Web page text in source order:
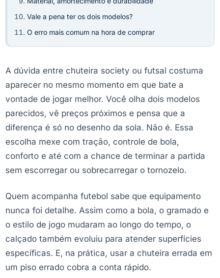
Vale a pena ter os dois modelos?
O erro mais comum na hora de comprar
A dúvida entre chuteira society ou futsal costuma
aparecer no mesmo momento em que bate a
vontade de jogar melhor. Você olha dois modelos
parecidos, vê preços próximos e pensa que a
diferença é só no desenho da sola. Não é. Essa
escolha mexe com tração, controle de bola,
conforto e até com a chance de terminar a partida
sem escorregar ou sobrecarregar o tornozelo.
Quem acompanha futebol sabe que equipamento
nunca foi detalhe. Assim como a bola, o gramado e
o estilo de jogo mudaram ao longo do tempo, o
calçado também evoluiu para atender superfícies
específicas. E, na prática, usar a chuteira errada em
um piso errado cobra a conta rápido.